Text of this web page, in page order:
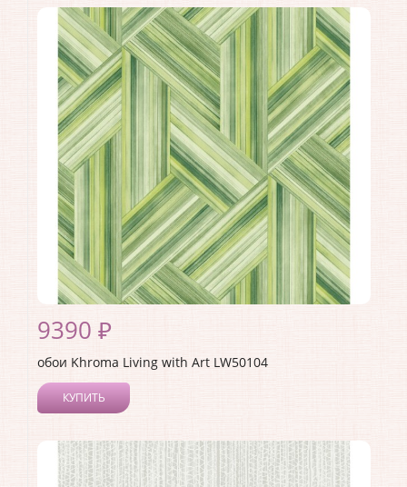
Коллекция:Living with Art
Длина рулона: 8.23
Ширина рулона:0.68
Материал покрытия:Акриловое
Страна:США
Материал основы:
Бумага
Раппорт:53
9390 ₽
обои Khroma Living with Art LW50104
КУПИТЬ
Коллекция:Living with Art
Длина рулона:8.23
Ширина рулона: 0.68